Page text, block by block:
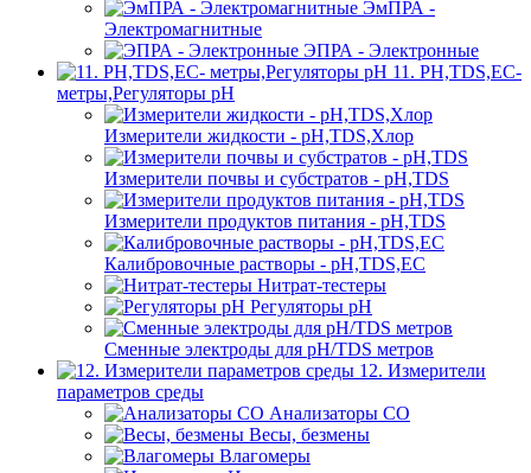
ЭмПРА -
Электромагнитные
ЭПРА - Электронные
11. PH,TDS,EC-
метры,Регуляторы pН
Измерители жидкости - pH,TDS,Хлор
Измерители почвы и субстратов - pH,TDS
Измерители продуктов питания - pH,TDS
Калибровочные растворы - pH,TDS,EC
Нитрат-тестеры
Регуляторы pН
Сменные электроды для pH/TDS метров
12. Измерители
параметров среды
Анализаторы CO
Весы, безмены
Влагомеры